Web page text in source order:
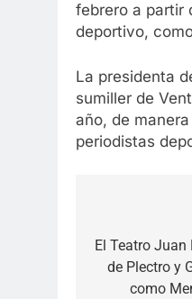
febrero a partir
deportivo,
La presidenta
sumiller de
año, de
periodistas
de
entradas
El Teatro
de Plectro y
como